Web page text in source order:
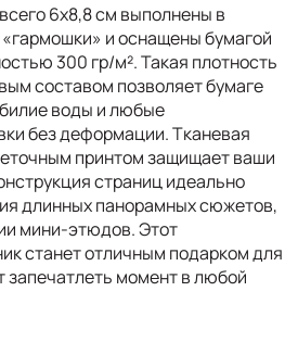
6х8,8 см выполнены в
и оснащены бумагой
300 гр/м². Такая плотность
составом позволяет бумаге
воды и любые
без деформации. Тканевая
принтом защищает ваши
страниц идеально
длинных панорамных сюжетов,
мини-этюдов. Этот
станет отличным подарком для
запечатлеть момент в любой